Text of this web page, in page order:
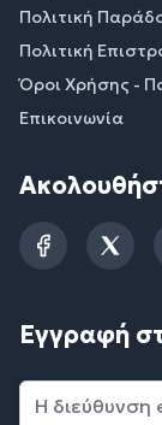
Πολιτική
Πολιτική
Όροι Χρήσης -
Επικοινωνία
Facebook
Εγγραφή